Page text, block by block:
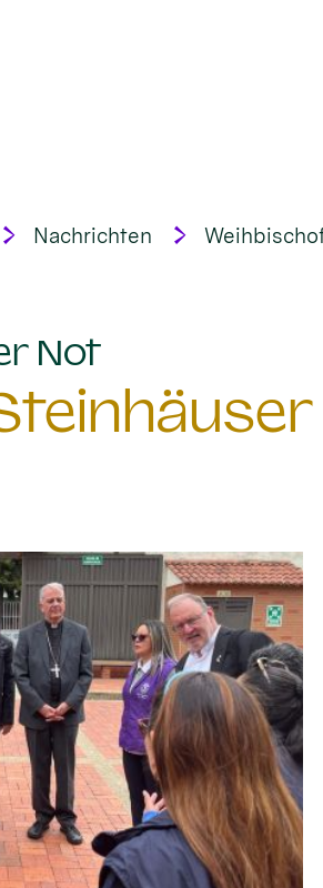
Nachrichten
Not: